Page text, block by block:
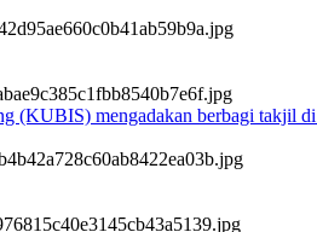
(KUBIS) mengadakan berbagi takjil